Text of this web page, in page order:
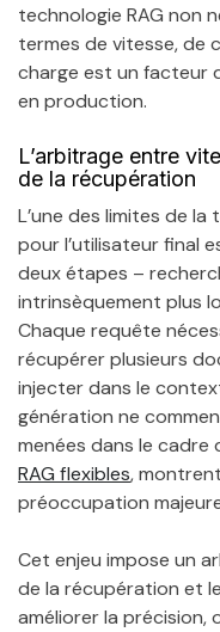
technologie RAG non
termes de vitesse, de
charge est un facteur
en production.
L’arbitrage entre
de la récupération
L’une des limites de
pour l’utilisateur final
deux étapes –
intrinsèquement plus
Chaque requête
récupérer plusieurs
injecter dans le
génération ne
menées dans le cadre
RAG flexibles,
préoccupation
Cet enjeu impose un
de la récupération et
améliorer la précision,